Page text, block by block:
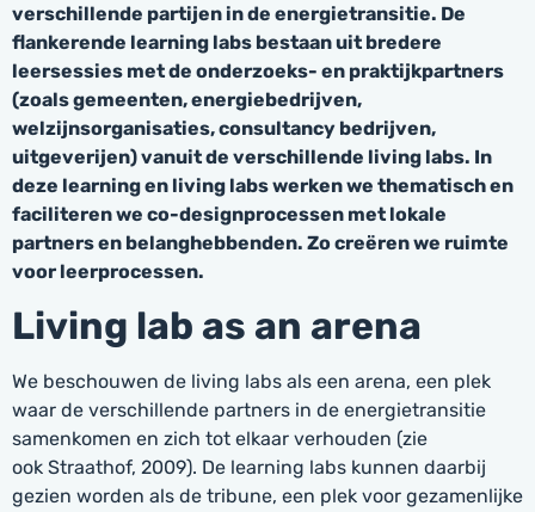
verschillende partijen in de energietransitie. De
flankerende learning labs bestaan uit bredere
leersessies met de onderzoeks- en praktijkpartners
(zoals gemeenten, energiebedrijven,
welzijnsorganisaties, consultancy bedrijven,
uitgeverijen) vanuit de verschillende living labs. In
deze learning en living labs werken we thematisch en
faciliteren we co-designprocessen met lokale
partners en belanghebbenden. Zo creëren we ruimte
voor leerprocessen.
Living lab as an arena
We beschouwen de living labs als een arena, een plek
waar de verschillende partners in de energietransitie
samenkomen en zich tot elkaar verhouden (zie
ook Straathof, 2009). De learning labs kunnen daarbij
gezien worden als de tribune, een plek voor gezamenlijke